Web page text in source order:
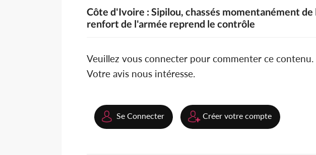
Côte d'Ivoire : Sipilou, chassés momentanément
renfort de l'armée reprend le contrôle
Veuillez vous connecter pour commenter ce contenu.
Votre avis nous intéresse.
Se Connecter Créer votre compte